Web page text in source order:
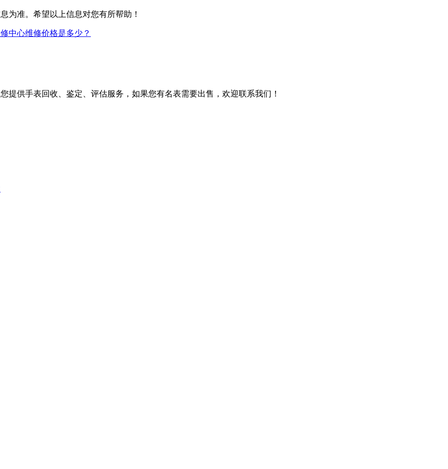
为准。希望以上信息对您有所帮助！
中心维修价格是多少？
提供手表回收、鉴定、评估服务，如果您有名表需要出售，欢迎联系我们！